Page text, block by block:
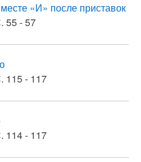
«И» после приставок
55 - 57
115 - 117
114 - 117